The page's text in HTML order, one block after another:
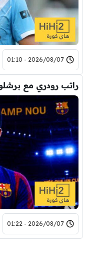
2026/08/07 - 01:10
راتب رودري مع
2026/08/07 - 01:22